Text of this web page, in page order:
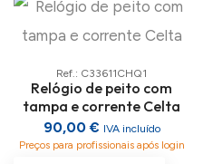
Ref.: C33611CHQ1
Relógio de peito com
tampa e corrente Celta
90,00 € IVA incluído
Preços para profissionais após login